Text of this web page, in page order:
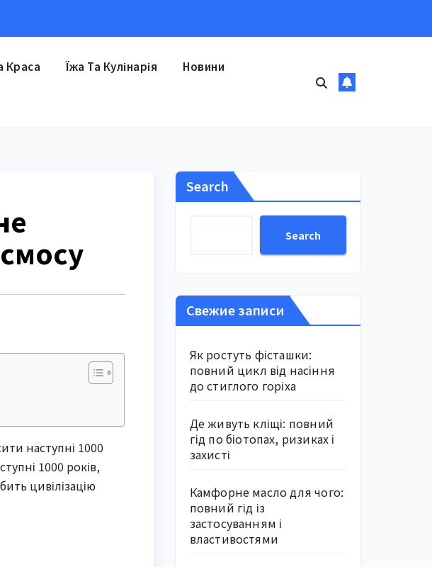
Краса Їжа Та Кулінарія Новини
наступні 1000
1000 років,
цивілізацію
Search
Search
Свежие записи
Як ростуть фісташки:
повний цикл від насіння
до стиглого горіха
Де живуть кліщі: повний
гід по біотопах, ризиках і
захисті
Камфорне масло для чого:
повний гід із
застосуванням і
властивостями